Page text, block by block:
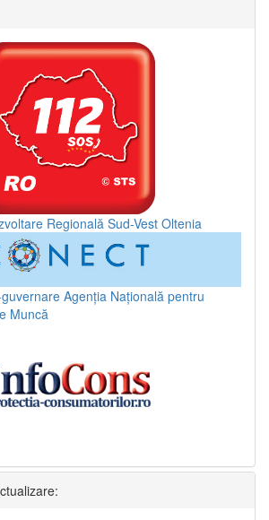
Regională Sud-Vest Oltenia
Agenția Națională pentru
Muncă